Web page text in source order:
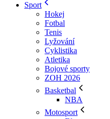
Sport
Hokej
Fotbal
Tenis
Lyžování
Cyklistika
Atletika
Bojové sporty
ZOH 2026
Basketbal
NBA
Motosport